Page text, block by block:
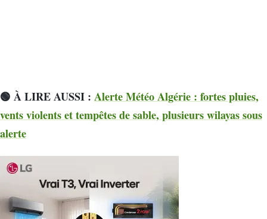
🟢 À LIRE AUSSI : Alerte Météo Algérie : fortes pluies,
vents violents et tempêtes de sable, plusieurs wilayas sous
alerte